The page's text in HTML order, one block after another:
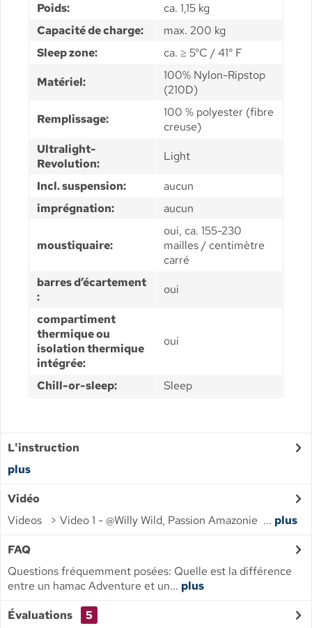
Poids:
ca. 1,15 kg
Capacité de charge:
max. 200 kg
Sleep zone:
ca. ≥ 5°C / 41° F
Matériel:
100% Nylon-Ripstop
(210D)
Remplissage:
100 % polyester (fibre
creuse)
Ultralight-
Revolution:
Light
Incl. suspension:
aucun
imprégnation:
aucun
moustiquaire:
oui, ca. 155-230
mailles / centimètre
carré
barres d’écartement
:
oui
compartiment
thermique ou
isolation thermique
intégrée:
oui
Chill-or-sleep: Sleep
L'instruction
plus
Vidéo
Videos > Video 1 - @Willy Wild, Passion Amazonie ... plus
FAQ
Questions fréquemment posées: Quelle est la différence
entre un hamac Adventure et un... plus
Évaluations
5